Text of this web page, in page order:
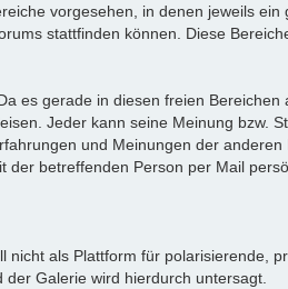
vorgesehen, in denen jeweils
stattfinden können. Diese
es gerade in diesen freien
Jeder kann seine Meinung bzw.
und Meinungen der
betreffenden Person per Mail
als Plattform für polarisierende,
Galerie wird hierdurch untersagt.